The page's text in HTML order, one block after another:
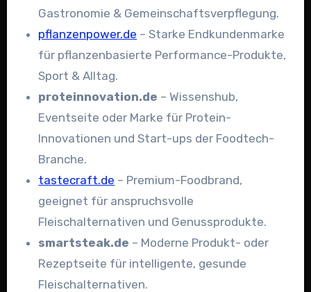
Gastronomie & Gemeinschaftsverpflegung.
pflanzenpower.de –Starke Endkundenmarke
für pflanzenbasierte Performance-Produkte,
Sport & Alltag.
proteinnovation.de –Wissenshub,
Eventseite oder Marke für Protein-
Innovationen und Start-ups der Foodtech-
Branche.
tastecraft.de – Premium-Foodbrand,
geeignet für anspruchsvolle
Fleischalternativen und Genussprodukte.
smartsteak.de – Moderne Produkt- oder
Rezeptseite für intelligente, gesunde
Fleischalternativen.